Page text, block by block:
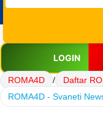
LOGIN
ROMA4D / Daftar
ROMA4D - Svaneti